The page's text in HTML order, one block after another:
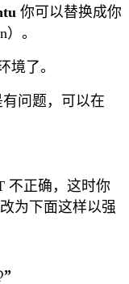
你可以替换成你
。
境了。
问题，可以在
不正确，这时你
改为下面这样以强